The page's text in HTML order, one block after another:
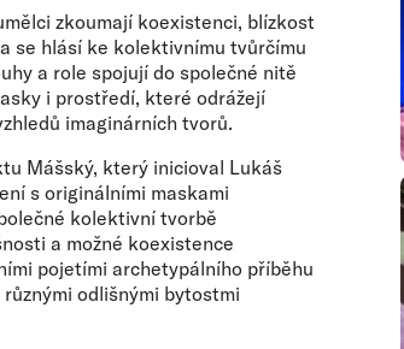
zkoumají koexistenci, blízkost
se hlásí ke kolektivnímu tvůrčímu
a role spojují do společné nitě
i prostředí, které odrážejí
imaginárních tvorů.
Mášský, který inicioval Lukáš
s originálními maskami
kolektivní tvorbě
a možné koexistence
pojetími archetypálního příběhu
odlišnými bytostmi